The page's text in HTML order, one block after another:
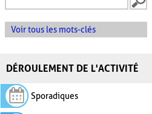
Voir tous les mots-clés
DÉROULEMENT DE L'ACTIVITÉ
Sporadiques